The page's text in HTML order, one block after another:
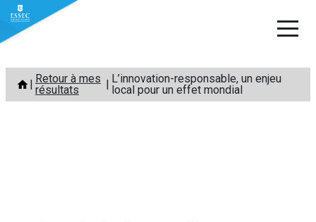
Aller
contenu
Retour à mes
résultats
L’innovation-responsable, un enjeu
local pour un effet mondial